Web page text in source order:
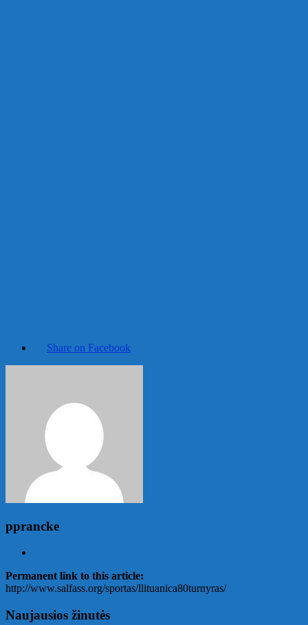
Share on Facebook
pprancke
Permanent link to this article:
http://www.salfass.org/sportas/llituanica80turnyras/
Naujausios žinutės